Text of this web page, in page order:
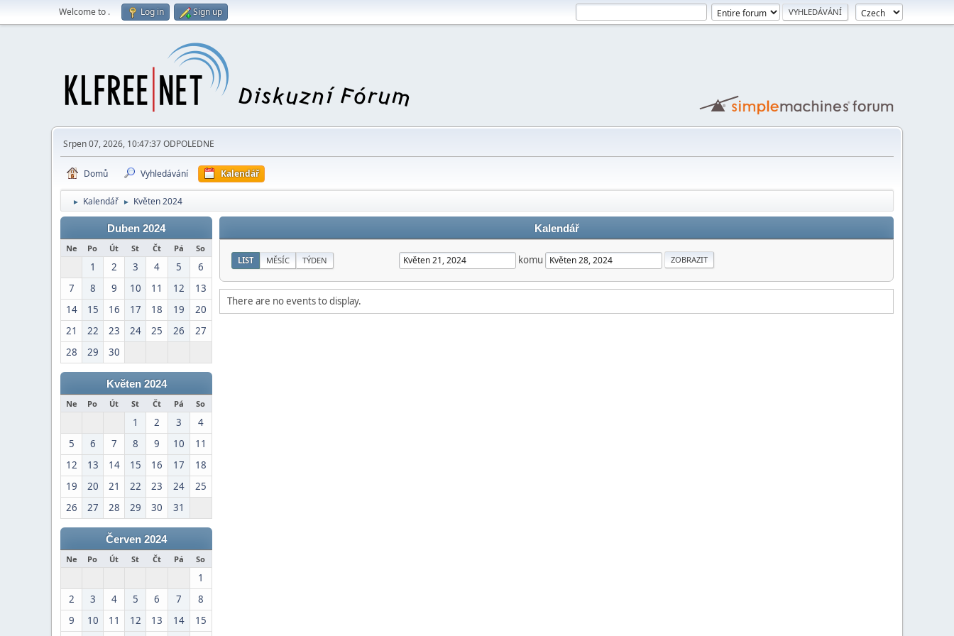
Welcome to . Log in Sign up
Srpen 07, 2026, 10:47:37 ODPOLEDNE
Domů Vyhledávání Kalendář
► Kalendář ► Květen 2024
Duben 2024
Ne Po Út St Čt Pá So
1 2 3 4 5
6
7
8 9 10 11 12
13
14
15 16 17 18 19
20
21
22 23 24 25 26
27
28
29 30
Květen 2024
Ne Po Út St Čt Pá So
1 2 3
4
5
6 7 8 9 10
11
12
13 14 15 16 17
18
19
20 21 22 23 24
25
26
27 28 29 30 31
Červen 2024
Ne Po Út St Čt Pá So
1
2
3 4 5 6 7
8
9
10 11 12 13 14
15
Kalendář
LIST MĚSÍC TÝDEN komu
There are no events to display.